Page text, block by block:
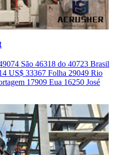
São 46318 do 40723 Brasil
US$ 33367 Folha 29049 Rio
17909 Eua 16250 José